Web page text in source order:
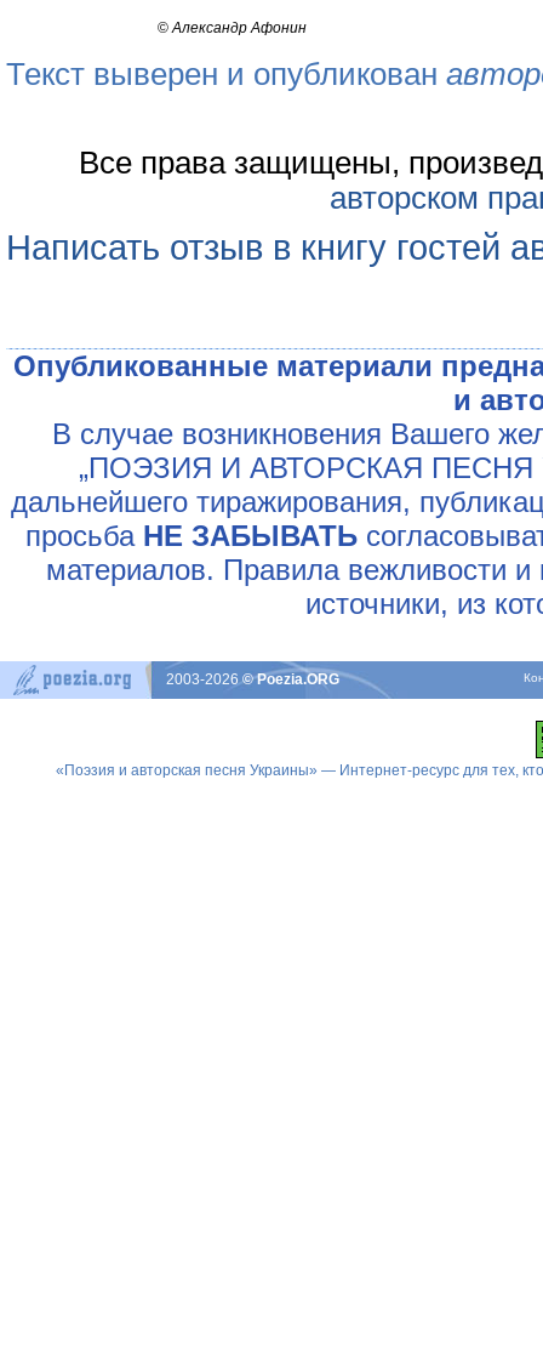
©Александр Афонин
Текст выверен и опубликован
Все права защищены,
авторском
Написать отзыв в книгу гостей
Опубликованные материали
и
В случае возникновения Вашего
„ПОЭЗИЯ И АВТОРСКАЯ ПЕСНЯ
дальнейшего тиражирования,
просьба НЕ ЗАБЫВАТЬ
материалов. Правила вежливости и
источники, из
2003-2026© Poezia.ORG
«Поэзия и авторская песня Украины» — Интернет-ресурс для тех,